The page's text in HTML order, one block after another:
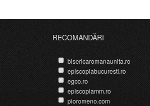
RECOMANDĂRI
bisericaromanaunita.ro
episcopiabucuresti.ro
egco.ro
episcopiamm.ro
pioromeno.com